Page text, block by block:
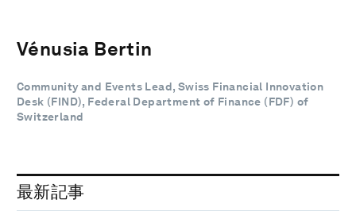
Vénusia Bertin
Community and Events Lead, Swiss Financial Innovation
Desk (FIND), Federal Department of Finance (FDF) of
Switzerland
最新記事